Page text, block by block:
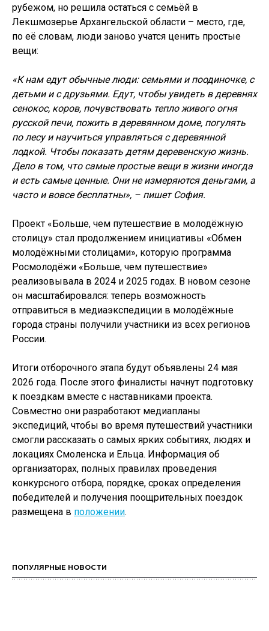
рубежом, но решила остаться с семьёй в
Лекшмозерье Архангельской области – место, где,
по её словам, люди заново учатся ценить простые
вещи:
«К нам едут обычные люди: семьями и поодиночке, с
детьми и с друзьями. Едут, чтобы увидеть в деревнях
сенокос, коров, почувствовать тепло живого огня
русской печи, пожить в деревянном доме, погулять
по лесу и научиться управляться с деревянной
лодкой. Чтобы показать детям деревенскую жизнь.
Дело в том, что самые простые вещи в жизни иногда
и есть самые ценные. Они не измеряются деньгами, а
часто и вовсе бесплатны», – пишет София.
Проект «Больше, чем путешествие в молодёжную
столицу» стал продолжением инициативы «Обмен
молодёжными столицами», которую программа
Росмолодёжи «Больше, чем путешествие»
реализовывала в 2024 и 2025 годах. В новом сезоне
он масштабировался: теперь возможность
отправиться в медиаэкспедиции в молодёжные
города страны получили участники из всех регионов
России.
Итоги отборочного этапа будут объявлены 24 мая
2026 года. После этого финалисты начнут подготовку
к поездкам вместе с наставниками проекта.
Совместно они разработают медиапланы
экспедиций, чтобы во время путешествий участники
смогли рассказать о самых ярких событиях, людях и
локациях Смоленска и Ельца. Информация об
организаторах, полных правилах проведения
конкурсного отбора, порядке, сроках определения
победителей и получения поощрительных поездок
размещена в положении.
ПОПУЛЯРНЫЕ НОВОСТИ